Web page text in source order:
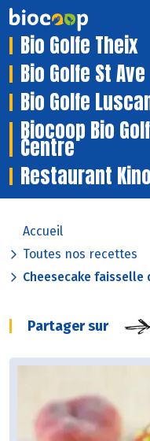
Bio Golfe Theix
Bio Golfe St Ave
Bio Golfe
Biocoop Bio
Centre
Restaurant
Accueil
Toutes nos recettes
Cheesecake faisselle
Partager sur